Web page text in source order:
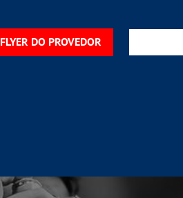
FLYER DO PROVEDOR